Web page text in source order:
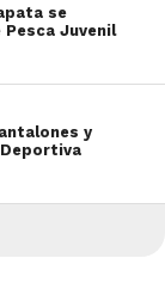
se
Juvenil
y